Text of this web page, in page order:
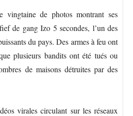
de photos montrant ses
de gang Izo 5 secondes, l’un des
du pays. Des armes à feu ont
plusieurs bandits ont été tués ou
de maisons détruites par des
virales circulant sur les réseaux